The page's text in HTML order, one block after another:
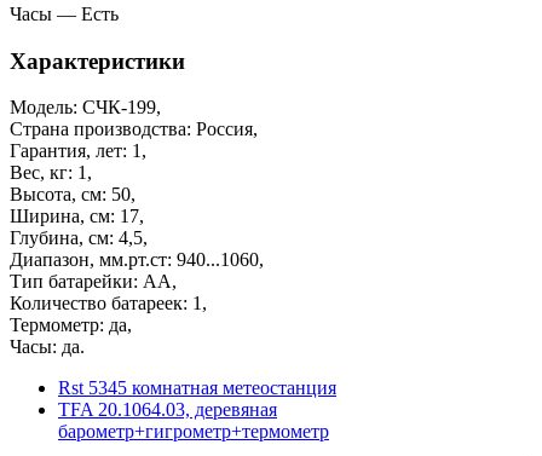
Часы — Есть
Характеристики
Модель: СЧК-199,
Страна производства: Россия,
Гарантия, лет: 1,
Вес, кг: 1,
Высота, см: 50,
Ширина, см: 17,
Глубина, см: 4,5,
Диапазон, мм.рт.ст: 940...1060,
Тип батарейки: АА,
Количество батареек: 1,
Термометр: да,
Часы: да.
Rst 5345 комнатная метеостанция
TFA 20.1064.03, деревяная
барометр+гигрометр+термометр